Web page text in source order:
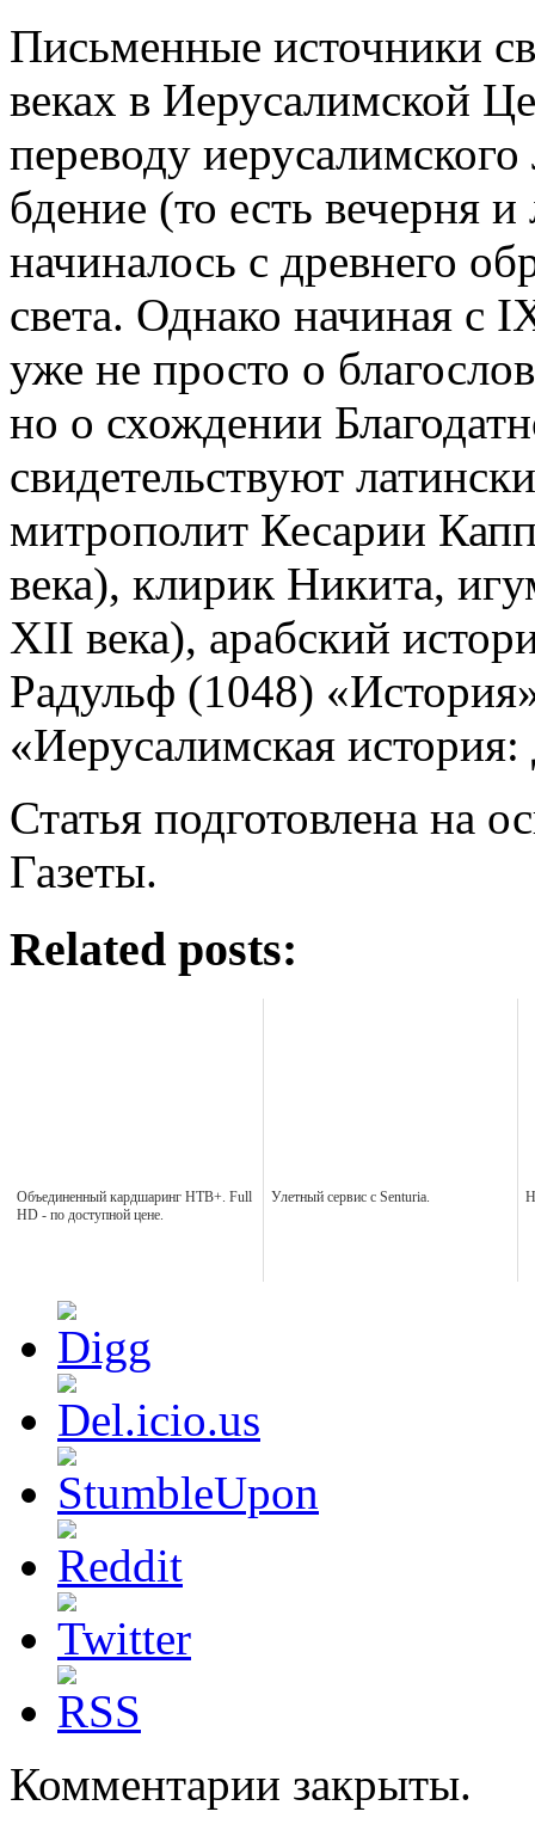
Письменные источники
веках в Иерусалимской
переводу
бдение (то есть вечерня
начиналось с древнего
света. Однако начиная с
уже не просто о
но о схождении
свидетельствуют
митрополит Кесарии
века), клирик Никита,
XII века), арабский
Радульф (1048)
«Иерусалимская
Статья подготовлена на
Газеты.
Related posts:
Объединенный кардшаринг НТВ+. Full
HD - по доступной цене.
Улетный сервис с Senturia.
Комментарии закрыты.